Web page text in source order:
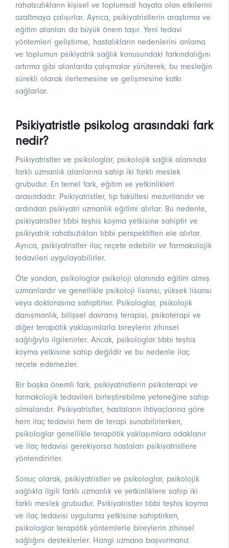
rahatsızlıkların kişisel ve toplumsal hayata olan etkilerini
azaltmaya çalışırlar. Ayrıca, psikiyatristlerin araştırma ve
eğitim alanları da büyük önem taşır. Yeni tedavi
yöntemleri geliştirme, hastalıkların nedenlerini anlama
ve toplumun psikiyatrik sağlık konusundaki farkındalığını
artırma gibi alanlarda çalışmalar yürüterek, bu mesleğin
sürekli olarak ilerlemesine ve gelişmesine katkı
sağlarlar.
Psikiyatristle psikolog arasındaki fark
nedir?
Psikiyatristler ve psikologlar, psikolojik sağlık alanında
farklı uzmanlık alanlarına sahip iki farklı meslek
grubudur. En temel fark, eğitim ve yetkinlikleri
arasındadır. Psikiyatristler, tıp fakültesi mezunlarıdır ve
ardından psikiyatri uzmanlık eğitimi alırlar. Bu nedenle,
psikiyatristler tıbbi teşhis koyma yetkisine sahiptir ve
psikiyatrik rahatsızlıkları tıbbi perspektiften ele alırlar.
Ayrıca, psikiyatristler ilaç reçete edebilir ve farmakolojik
tedavileri uygulayabilirler.
Öte yandan, psikologlar psikoloji alanında eğitim almış
uzmanlardır ve genellikle psikoloji lisansı, yüksek lisansı
veya doktorasına sahiptirler. Psikologlar, psikolojik
danışmanlık, bilişsel davranış terapisi, psikoterapi ve
diğer terapötik yaklaşımlarla bireylerin zihinsel
sağlığıyla ilgilenirler. Ancak, psikologlar tıbbi teşhis
koyma yetkisine sahip değildir ve bu nedenle ilaç
reçete edemezler.
Bir başka önemli fark, psikiyatristlerin psikoterapi ve
farmakolojik tedavileri birleştirebilme yeteneğine sahip
olmalarıdır. Psikiyatristler, hastaların ihtiyaçlarına göre
hem ilaç tedavisi hem de terapi sunabilirlerken,
psikologlar genellikle terapötik yaklaşımlara odaklanır
ve ilaç tedavisi gerekiyorsa hastaları psikiyatristlere
yönlendirirler.
Sonuç olarak, psikiyatristler ve psikologlar, psikolojik
sağlıkla ilgili farklı uzmanlık ve yetkinliklere sahip iki
farklı meslek grubudur. Psikiyatristler tıbbi teşhis koyma
ve ilaç tedavisi uygulama yetkisine sahiptirken,
psikologlar terapötik yöntemlerle bireylerin zihinsel
sağlığını desteklerler. Hangi uzmana başvurmanız